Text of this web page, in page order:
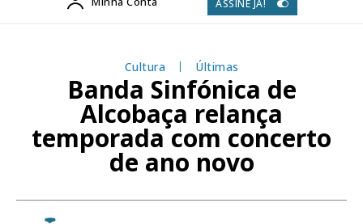
ASSINE JÁ!
Cultura Últimas
Banda Sinfónica de
Alcobaça relança
temporada com concerto
de ano novo